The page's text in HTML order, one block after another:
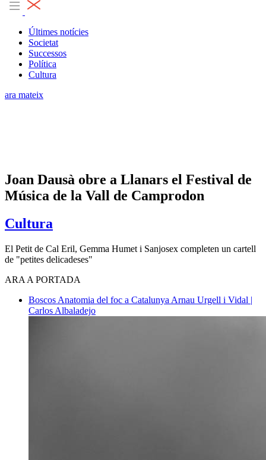
Últimes notícies
Societat
Successos
Política
Cultura
ara mateix
Joan Dausà obre a Llanars el Festival de
Música de la Vall de Camprodon
Cultura
El Petit de Cal Eril, Gemma Humet i Sanjosex completen un cartell
de "petites delicadeses"
ARA A PORTADA
Boscos Anatomia del foc a Catalunya Arnau Urgell i Vidal |
Carlos Albaladejo